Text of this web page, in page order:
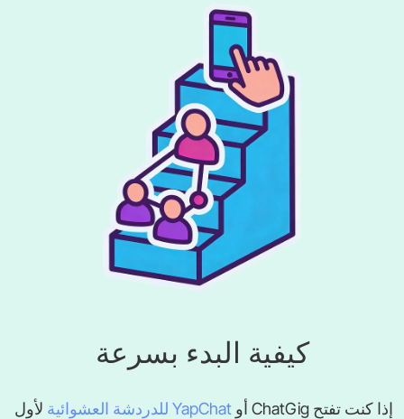
كيفية البدء بسرعة
إذا كنت تفتح ChatGig أو YapChat للدردشة العشوائية
لأول